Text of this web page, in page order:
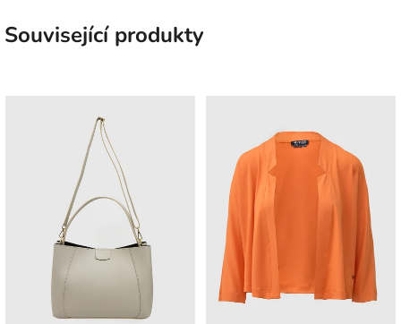
Související produkty